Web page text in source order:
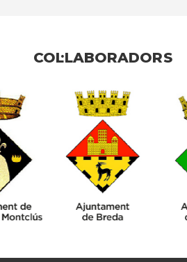
COL·LABORADORS